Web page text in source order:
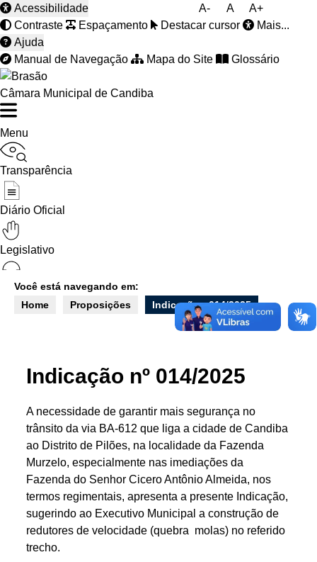
A- A A+
Acessibilidade
Contraste
Espaçamento Destacar cursor
Mais...
Ajuda
Manual de Navegação
Mapa do Site Glossário
Câmara Municipal de Candiba
Menu
Transparência
Diário Oficial
Legislativo
Ouvidoria
Acesso à Informação
Cidadão
Empresas
Fotos
Notícias
Secretarias
Servidor
Transparência
Turistas
Você está navegando em:
Home
Proposições Indicação - 014/2025
Indicação nº 014/2025
A necessidade de garantir mais segurança no
trânsito da via BA-612 que liga a cidade de Candiba
ao Distrito de Pilões, na localidade da Fazenda
Murzelo, especialmente nas imediações da
Fazenda do Senhor Cicero Antônio Almeida, nos
termos regimentais, apresenta a presente Indicação,
sugerindo ao Executivo Municipal a construção de
redutores de velocidade (quebra  molas) no referido
trecho.